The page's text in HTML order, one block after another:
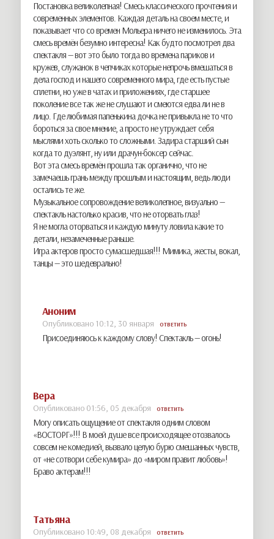
Постановка великолепная! Смесь классического прочтения и
современных элементов. Каждая деталь на своем месте, и
показывает что со времен Мольера ничего не изменилось. Эта
смесь времён безумно интересна! Как будто посмотрел два
спектакля — вот это было тогда во времена париков и
кружев, служанок в чепчиках которые непрочь вмешаться в
дела господ и нашего современного мира, где есть пустые
сплетни, но уже в чатах и приложениях, где старшее
поколение все так же не слушают и смеются едва ли не в
лицо. Где любимая папенькина дочка не привыкла не то что
бороться за свое мнение, а просто не утруждает себя
мыслями хоть сколько то сложными. Задира старший сын
когда то дуэлянт, ну или драчун-боксер сейчас.
Вот эта смесь времён прошла так органично, что не
замечаешь грань между прошлым и настоящим, ведь люди
остались те же.
Музыкальное сопровождение великолепное, визуально —
спектакль настолько красив, что не оторвать глаз!
Я не могла оторваться и каждую минуту ловила какие то
детали, незамеченные раньше.
Игра актеров просто сумасшедшая!!! Мимика, жесты, вокал,
танцы — это шедеврально!
Аноним
Опубликовано 10:12, 30 января ОТВЕТИТЬ
Присоединяюсь к каждому слову! Спектакль — огонь!
Вера
Опубликовано 01:56, 05 декабря ОТВЕТИТЬ
Могу описать ощущение от спектакля одним словом
«ВОСТОРГ»!!! В моей душе все происходящее отозвалось
совсем не комедией, вызвало целую бурю смешанных чувств,
от «не сотвори себе кумира» до «миром правит любовь»!
Браво актерам!!!
Татьяна
Опубликовано 10:49, 08 декабря ОТВЕТИТЬ